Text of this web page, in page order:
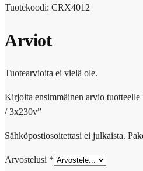
Tuotekoodi: CRX4012
Arviot
Tuotearvioita ei vielä ole.
Kirjoita ensimmäinen arvio
/ 3x230v”
Sähköpostiosoitettasi ei julkaista.
Arvostelusi *